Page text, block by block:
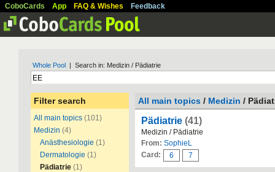
CoboCards App FAQ & Wishes Feedback
Whole Pool | Search in: Medizin / Pädiatrie
Filter search
All main topics (101)
Medizin (4)
Anästhesiologie (1)
Dermatologie (1)
Pädiatrie (1)
All main topics / Medizin /
Pädiatrie (41)
Medizin / Pädiatrie
From: SophieL
Card:
6 7